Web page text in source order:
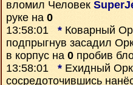
вломил Человек
руке на 0
13:58:01 * Коварный
подпрыгнув засадил
в корпус на 0 пробив
13:58:01 * Ехидный Орк
сосредоточившись